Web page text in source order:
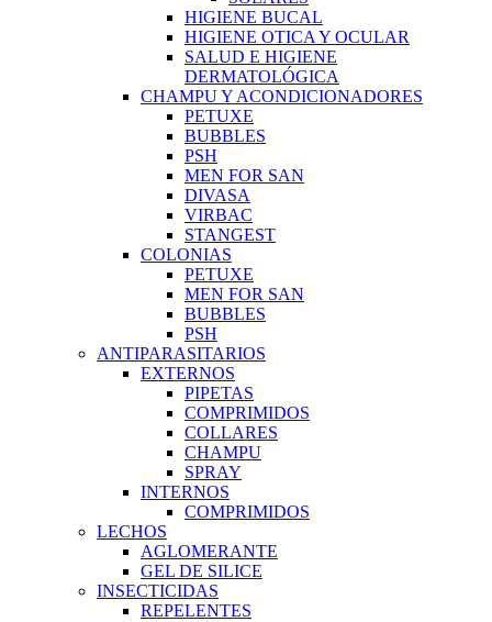
HIGIENE BUCAL
HIGIENE OTICA Y OCULAR
SALUD E HIGIENE
DERMATOLÓGICA
CHAMPU Y ACONDICIONADORES
PETUXE
BUBBLES
PSH
MEN FOR SAN
DIVASA
VIRBAC
STANGEST
COLONIAS
PETUXE
MEN FOR SAN
BUBBLES
PSH
ANTIPARASITARIOS
EXTERNOS
PIPETAS
COMPRIMIDOS
COLLARES
CHAMPU
SPRAY
INTERNOS
COMPRIMIDOS
LECHOS
AGLOMERANTE
GEL DE SILICE
INSECTICIDAS
REPELENTES